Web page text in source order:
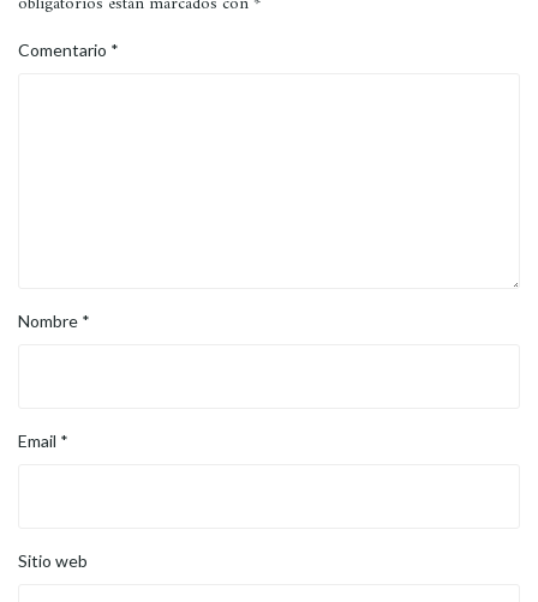
Comentario *
Nombre *
Email *
Sitio web